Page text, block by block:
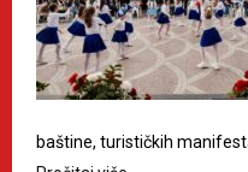
baštine, turističkih